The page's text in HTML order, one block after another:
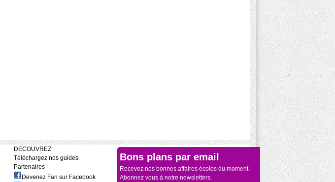
DECOUVREZ
Téléchargez nos guides
Partenaires
Devenez Fan sur Facebook
Bons plans par email
Recevez nos bonnes affaires écolos du moment.
Abonnez vous à notre newsletters.